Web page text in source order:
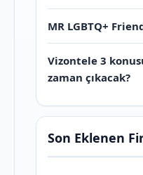
MR LGBTQ+
Vizontele 3
zaman çıkacak?
Son Eklenen